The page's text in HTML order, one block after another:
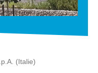
(Italie)